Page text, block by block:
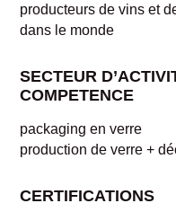
producteurs de vins et
dans le monde
SECTEUR
COMPETENCE
packaging en verre
production de verre +
CERTIFICATIONS